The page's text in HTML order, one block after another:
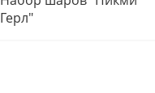
Герл"